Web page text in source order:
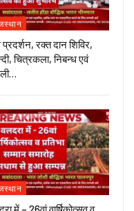
प्रदर्शन, रक्त दान शिविर,
चित्रकला, निबन्ध एवं